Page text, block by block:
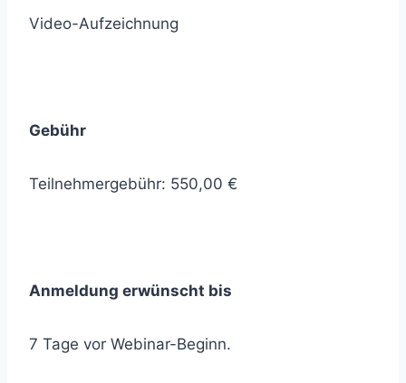
Video-Aufzeichnung
Gebühr
Teilnehmergebühr: 550,00 €
Anmeldung erwünscht bis
7 Tage vor Webinar-Beginn.